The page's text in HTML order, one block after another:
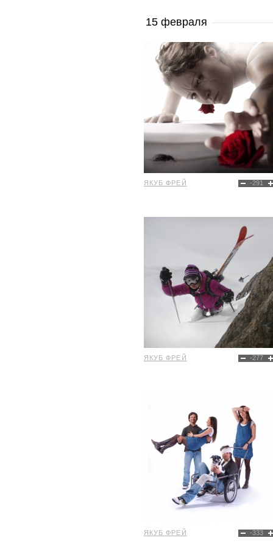
15 февраля
-291
ЯКУБ ФРЕЙ
-277
ЯКУБ ФРЕЙ
-333
ЯКУБ ФРЕЙ